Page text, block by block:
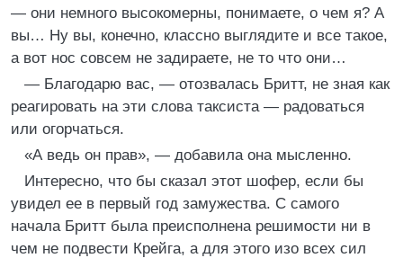
— они немного высокомерны, понимаете, о чем я? А
вы… Ну вы, конечно, классно выглядите и все такое,
а вот нос совсем не задираете, не то что они…
— Благодарю вас, — отозвалась Бритт, не зная как
реагировать на эти слова таксиста — радоваться
или огорчаться.
«А ведь он прав», — добавила она мысленно.
Интересно, что бы сказал этот шофер, если бы
увидел ее в первый год замужества. С самого
начала Бритт была преисполнена решимости ни в
чем не подвести Крейга, а для этого изо всех сил